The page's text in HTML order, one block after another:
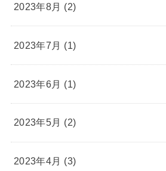
2023年8月 (2)
2023年7月 (1)
2023年6月 (1)
2023年5月 (2)
2023年4月 (3)